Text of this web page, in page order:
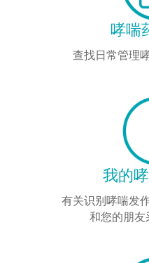
哮喘
查找日常管理
我的
有关识别哮喘发
和您的朋友